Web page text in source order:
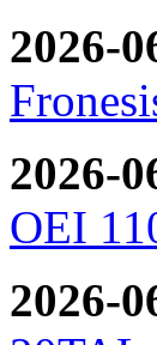
2026-
2026-
OEI
2026-